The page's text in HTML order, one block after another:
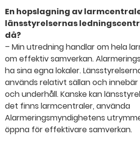
En hopslagning av
länsstyrelsernas
då?
– Min utredning handlar om hela
om effektiv samverkan.
ha sina egna lokaler.
används relativt sällan och
och underhåll. Kanske kan
det finns larmcentraler, använda
Alarmeringsmyndighetens
öppna för effektivare samverkan.